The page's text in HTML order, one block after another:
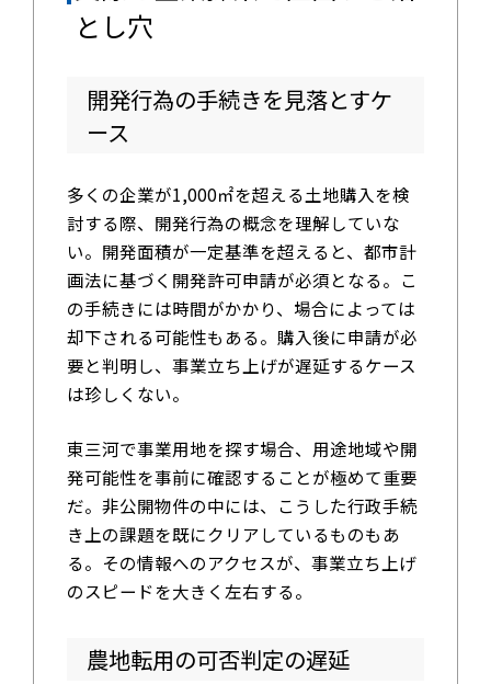
とし穴
開発行為の手続きを見落とすケ
ース
多くの企業が1,000㎡を超える土地購入を検
討する際、開発行為の概念を理解していな
い。開発面積が一定基準を超えると、都市計
画法に基づく開発許可申請が必須となる。こ
の手続きには時間がかかり、場合によっては
却下される可能性もある。購入後に申請が必
要と判明し、事業立ち上げが遅延するケース
は珍しくない。
東三河で事業用地を探す場合、用途地域や開
発可能性を事前に確認することが極めて重要
だ。非公開物件の中には、こうした行政手続
き上の課題を既にクリアしているものもあ
る。その情報へのアクセスが、事業立ち上げ
のスピードを大きく左右する。
農地転用の可否判定の遅延